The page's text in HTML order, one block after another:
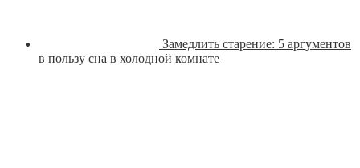
Замедлить старение: 5 аргументов
в пользу сна в холодной комнате